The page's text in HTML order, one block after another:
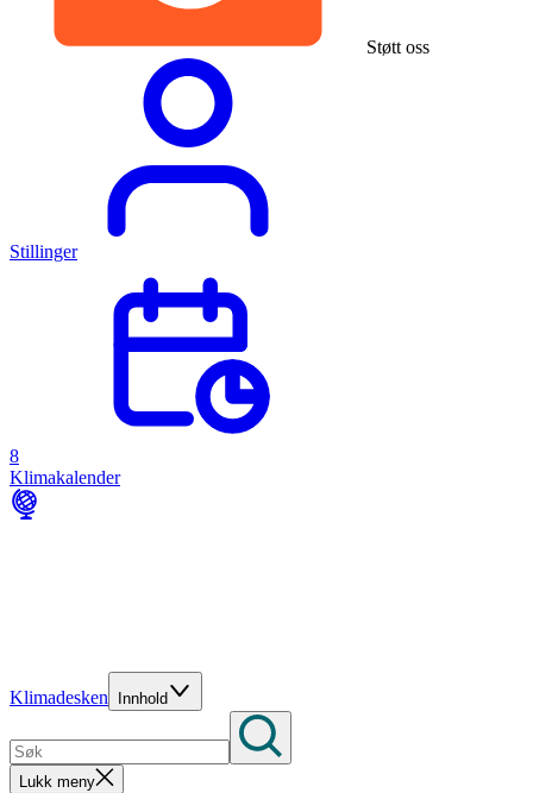
Støtt oss
Stillinger
8
Klimakalender
Klimadesken Innhold
Lukk meny